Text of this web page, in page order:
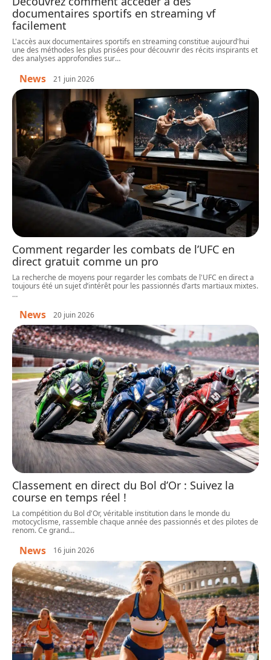
documentaires sportifs en streaming vf
facilement
L'accès aux documentaires sportifs en streaming constitue aujourd'hui
une des méthodes les plus prisées pour découvrir des récits inspirants et
des analyses approfondies sur…
News 21 juin 2026
Comment regarder les combats de l’UFC en
direct gratuit comme un pro
La recherche de moyens pour regarder les combats de l'UFC en direct a
toujours été un sujet d’intérêt pour les passionnés d’arts martiaux mixtes.
…
News 20 juin 2026
Classement en direct du Bol d’Or : Suivez la
course en temps réel !
La compétition du Bol d'Or, véritable institution dans le monde du
motocyclisme, rassemble chaque année des passionnés et des pilotes de
renom. Ce grand…
News 16 juin 2026